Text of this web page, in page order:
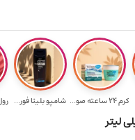
کرم 24 ساعته صو... شامپو بلیتا فور...